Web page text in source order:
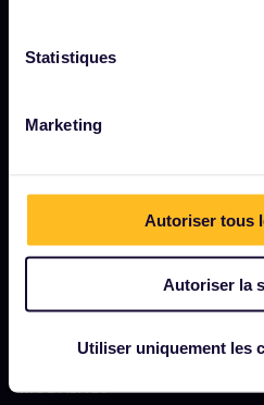
Statistiques
Marketing
Autoriser tous
Autoriser la
Utiliser uniquement les
DÉMARRER
Comment utiliser votre pass
Tourisme durable
MODALITÉS